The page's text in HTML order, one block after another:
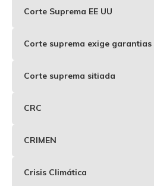
Corte Suprema EE UU
Corte suprema exige
Corte suprema sitiada
CRC
CRIMEN
Crisis Climática